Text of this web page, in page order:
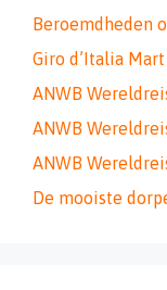
Beroemdheden
Giro d’Italia
ANWB
ANWB
ANWB
De mooiste